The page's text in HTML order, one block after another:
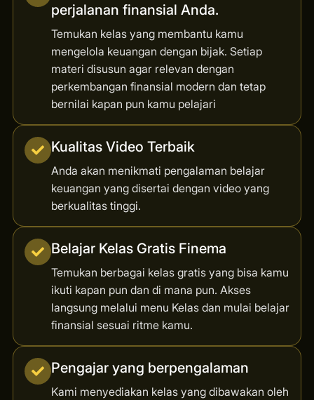
perjalanan finansial Anda.
Temukan kelas yang membantu kamu
mengelola keuangan dengan bijak. Setiap
materi disusun agar relevan dengan
perkembangan finansial modern dan tetap
bernilai kapan pun kamu pelajari
Kualitas Video Terbaik
Anda akan menikmati pengalaman belajar
keuangan yang disertai dengan video yang
berkualitas tinggi.
Belajar Kelas Gratis Finema
Temukan berbagai kelas gratis yang bisa kamu
ikuti kapan pun dan di mana pun. Akses
langsung melalui menu Kelas dan mulai belajar
finansial sesuai ritme kamu.
Pengajar yang berpengalaman
Kami menyediakan kelas yang dibawakan oleh